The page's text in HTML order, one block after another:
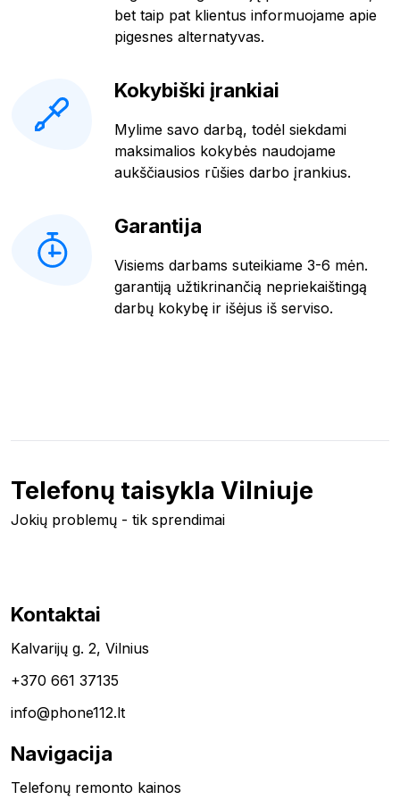
bet taip pat klientus informuojame apie
pigesnes alternatyvas.
Kokybiški įrankiai
Mylime savo darbą, todėl siekdami
maksimalios kokybės naudojame
aukščiausios rūšies darbo įrankius.
Garantija
Visiems darbams suteikiame 3-6 mėn.
garantiją užtikrinančią nepriekaištingą
darbų kokybę ir išėjus iš serviso.
Telefonų taisykla Vilniuje
Jokių problemų - tik sprendimai
Kontaktai
Kalvarijų g. 2, Vilnius
+370 661 37135
info@phone112.lt
Navigacija
Telefonų remonto kainos